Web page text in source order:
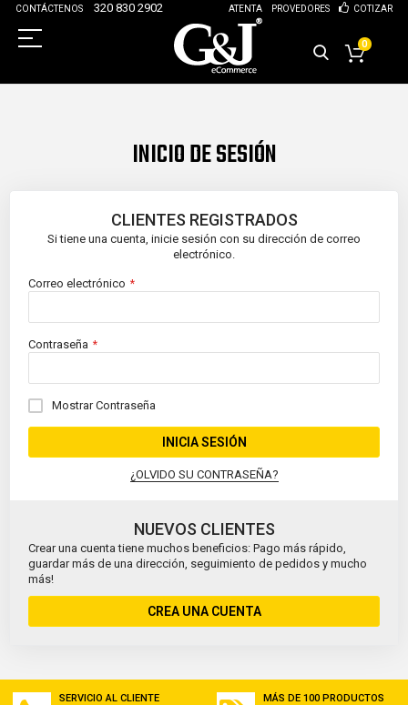
CONTÁCTENOS 320 830 2902 ATENTA PROVEDORES COTIZAR
0
INICIO DE SESIÓN
CLIENTES REGISTRADOS
Si tiene una cuenta, inicie sesión con su dirección de correo
electrónico.
Correo electrónico
Contraseña
Mostrar Contraseña
INICIA SESIÓN
¿OLVIDO SU CONTRASEÑA?
NUEVOS CLIENTES
Crear una cuenta tiene muchos beneficios: Pago más rápido,
guardar más de una dirección, seguimiento de pedidos y mucho
más!
CREA UNA CUENTA
SERVICIO AL CLIENTE
MÁS DE 100 PRODUCTOS